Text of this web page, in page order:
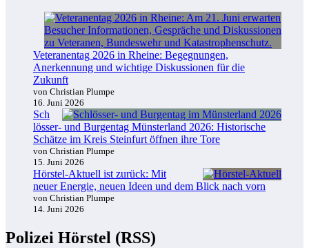
Veteranentag 2026 in Rheine: Begegnungen,
Anerkennung und wichtige Diskussionen für die
Zukunft
von Christian Plumpe
16. Juni 2026
Sch
lösser- und Burgentag Münsterland 2026: Historische
Schätze im Kreis Steinfurt öffnen ihre Tore
von Christian Plumpe
15. Juni 2026
Hörstel-Aktuell ist zurück: Mit
neuer Energie, neuen Ideen und dem Blick nach vorn
von Christian Plumpe
14. Juni 2026
Polizei Hörstel (RSS)